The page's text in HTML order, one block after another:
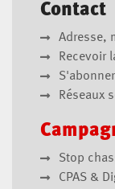
Contact
Adresse,
Recevoir
Réseaux
Stop
CPAS &